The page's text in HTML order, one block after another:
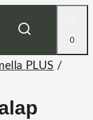
0
PLUS /